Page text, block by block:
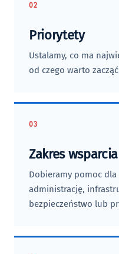
02
Priorytety
Ustalamy, co ma
od czego warto
03
Zakres wsparcia
Dobieramy pomoc
administrację,
bezpieczeństwo lub